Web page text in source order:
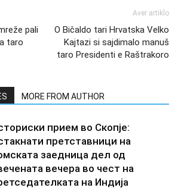
pali
taro
Aver artiklo
O Bičaldo tari Hrvatska Velko
Kajtazi si sajdimalo manuš
taro Presidenti e Raštrakoro
MORE FROM AUTHOR
прием во Скопје:
претставници на
заедница дел од
вечера во чест на
на Индија